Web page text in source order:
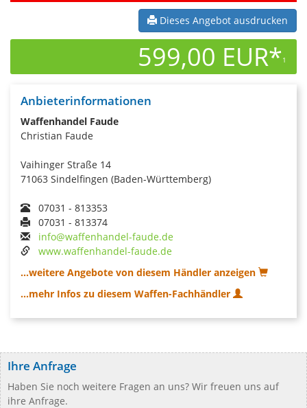
Dieses Angebot ausdrucken
599,00 EUR*1
Anbieterinformationen
Waffenhandel Faude
Christian Faude
Vaihinger Straße 14
71063 Sindelfingen (Baden-Württemberg)
07031 - 813353
07031 - 813374
info@waffenhandel-faude.de
www.waffenhandel-faude.de
...weitere Angebote von diesem Händler anzeigen
...mehr Infos zu diesem Waffen-Fachhändler
Ihre Anfrage
Haben Sie noch weitere Fragen an uns? Wir freuen uns auf
ihre Anfrage.